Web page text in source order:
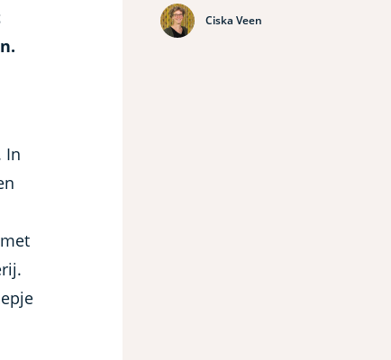
Ciska Veen
In